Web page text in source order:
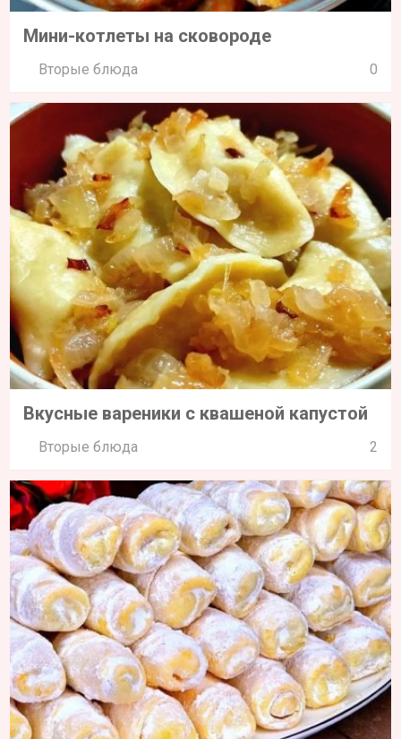
Мини-котлеты на сковороде
Вторые блюда 0
Вкусные вареники с квашеной капустой
Вторые блюда 2